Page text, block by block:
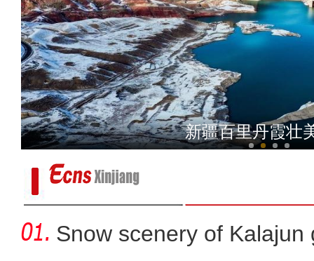
新疆昭苏县：夏塔景区云
新疆百里丹霞壮
Snow scenery of Kalajun